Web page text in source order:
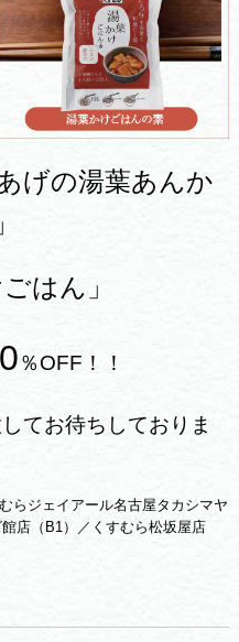
げの湯葉あんか
はん」
％OFF！！
てお待ちしておりま
らジェイアール名古屋タカシマヤ
店（B1）／くすむら松坂屋店